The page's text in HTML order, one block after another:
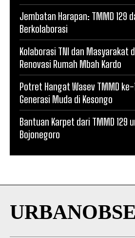
Jembatan Harapan: TMMD 129
Berkolaborasi
Kolaborasi TNI dan Masyarakat
Renovasi Rumah Mbah Kardo
Potret Hangat Wasev TMMD
Generasi Muda di Kesongo
Bantuan Karpet dari TMMD 129
Bojonegoro